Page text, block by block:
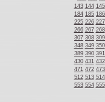
143 144 145
184 185 186
225 226 227
266 267 268
307 308 309
348 349 350
389 390 391
430 431 432
471 472 473
512 513 514
553 554 555